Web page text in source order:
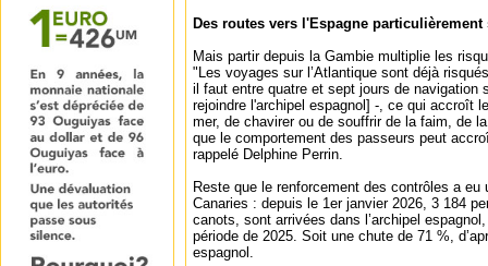
Des routes vers l'Espagne
Mais partir depuis la Gambie multiplie les
"Les voyages sur l’Atlantique sont déjà
il faut entre quatre et sept jours de navigation
rejoindre l'archipel espagnol] -, ce qui accroît
mer, de chavirer ou de souffrir de la faim, de
que le comportement des passeurs peut
rappelé Delphine Perrin.
Reste que le renforcement des contrôles a
Canaries : depuis le 1er janvier 2026, 3 184
canots, sont arrivées dans l’archipel
période de 2025. Soit une chute de 71 %,
espagnol.